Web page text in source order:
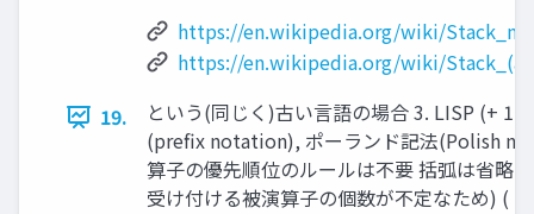
https://en.wikipedia.org/wiki/
https://en.wikipedia.org/wiki/
19.
という(同じく)古い言語の場合 3. LISP (+ 1
(prefix notation), ポーランド記法(Polish
算子の優先順位のルールは不要 括弧は省略
受け付ける被演算子の個数が不定なため) ( 19